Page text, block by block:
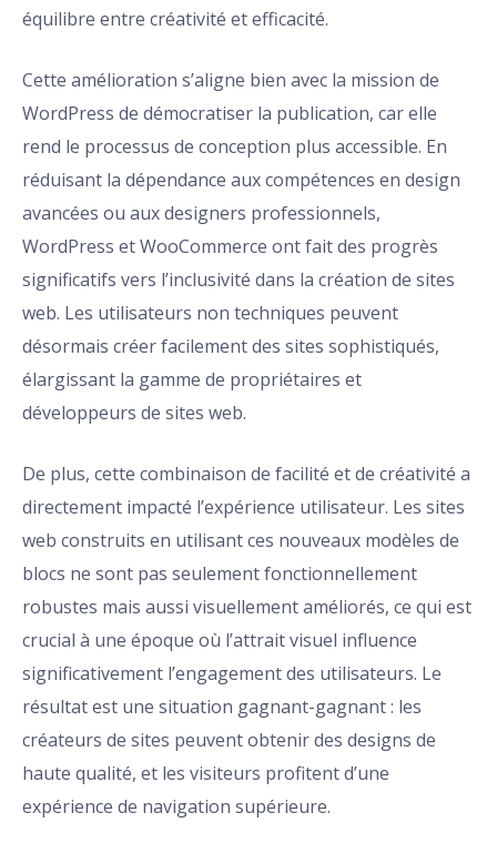
équilibre entre créativité et efficacité.
Cette amélioration s’aligne bien avec la mission de
WordPress de démocratiser la publication, car elle
rend le processus de conception plus accessible. En
réduisant la dépendance aux compétences en design
avancées ou aux designers professionnels,
WordPress et WooCommerce ont fait des progrès
significatifs vers l’inclusivité dans la création de sites
web. Les utilisateurs non techniques peuvent
désormais créer facilement des sites sophistiqués,
élargissant la gamme de propriétaires et
développeurs de sites web.
De plus, cette combinaison de facilité et de créativité a
directement impacté l’expérience utilisateur. Les sites
web construits en utilisant ces nouveaux modèles de
blocs ne sont pas seulement fonctionnellement
robustes mais aussi visuellement améliorés, ce qui est
crucial à une époque où l’attrait visuel influence
significativement l’engagement des utilisateurs. Le
résultat est une situation gagnant-gagnant : les
créateurs de sites peuvent obtenir des designs de
haute qualité, et les visiteurs profitent d’une
expérience de navigation supérieure.